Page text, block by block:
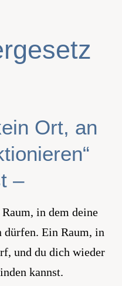
Ort, an
–
in dem deine
dürfen. Ein Raum, in
und du dich wieder
kannst.